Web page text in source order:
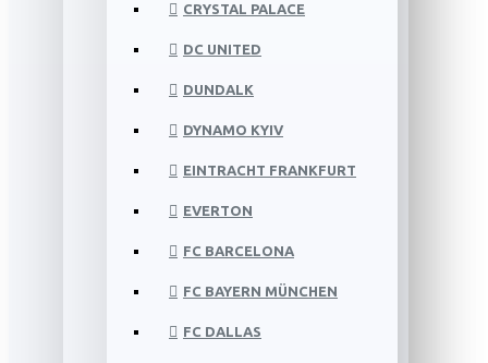
CRYSTAL PALACE
DC UNITED
DUNDALK
DYNAMO KYIV
EINTRACHT FRANKFURT
EVERTON
FC BARCELONA
FC BAYERN MÜNCHEN
FC DALLAS